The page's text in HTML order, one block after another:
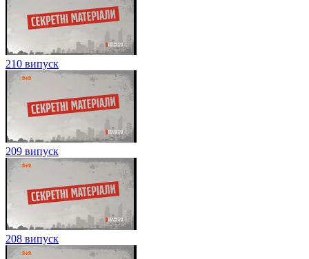
210 випуск
209 випуск
208 випуск